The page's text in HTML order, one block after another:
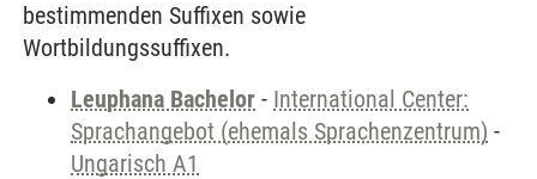
bestimmenden Suffixen sowie
Wortbildungssuffixen.
Leuphana Bachelor - International Center:
Sprachangebot (ehemals Sprachenzentrum) -
Ungarisch A1